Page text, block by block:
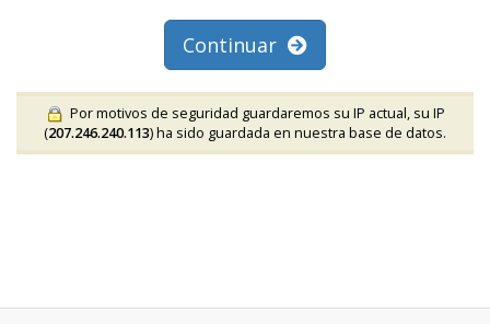
Continuar
Por motivos de seguridad guardaremos su IP actual, su IP
(207.246.240.113) ha sido guardada en nuestra base de datos.